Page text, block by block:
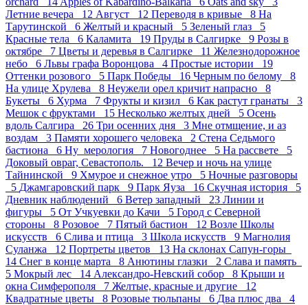
Летние вечера 12 Август 12 Переводя в кривые 8 На
Тарутинской 6 Желтый и красный 5 Зеленый глаз 5
Красные тела 6 Каламита 19 Пруды в Салгирке 9 Розы в
октябре 7 Цветы и деревья в Салгирке 11 Железнодорожное
небо 6 Львы графа Воронцова 4 Простые истории 19
Оттенки розового 5 Парк Победы 16 Черным по белому 8
На улице Хрулева 8 Неужели орел кричит напрасно 8
Букеты 6 Хурма 7 Фрукты и кизил 6 Как растут гранаты 3
Мешок с фруктами 15 Несколько желтых дней 5 Осень
вдоль Салгира 26 Три осенних дня 3 Мне отмщение, и аз
воздам 3 Памяти хорошего человека 2 Стена Седьмого
бастиона 6 Ну_мерология 7 Новогоднее 5 На рассвете 5
Доковый овраг, Севастополь. 12 Вечер и ночь на улице
Тайнинской 9 Хмурое и снежное утро 5 Ночные разговоры
5 Джамгаровский парк 9 Парк Яуза 16 Скучная история 5
Дневник наблюдений 6 Ветер западный 23 Линии и
фигуры 5 От Учкуевки до Качи 5 Город с Северной
стороны 8 Розовое 7 Пятый бастион 12 Возле Школы
искусств 6 Слива и птица 3 Школа искусств 9 Магнолия
Суланжа 12 Портреты цветов 13 На склонах Сапун-горы
14 Снег в конце марта 8 Анютины глазки 2 Слава и память
5 Мокрый лес 14 Александро-Невский собор 8 Крыши и
окна Симферополя 7 Желтые, красные и другие 12
Квадратные цветы 8 Розовые тюльпаны 6 Два плюс два 4